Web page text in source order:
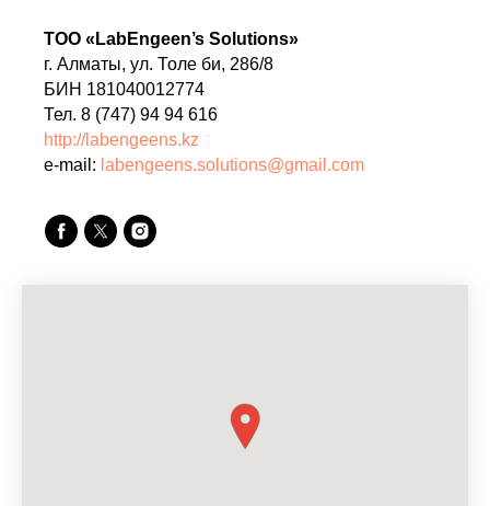
ТОО «LabEngeen’s Solutions»
г. Алматы, ул. Толе би, 286/8
БИН 181040012774
Тел. 8 (747) 94 94 616
http://labengeens.kz
e-mail: labengeens.solutions@gmail.com